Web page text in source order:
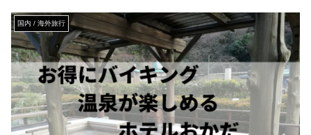
国内 / 海外旅行